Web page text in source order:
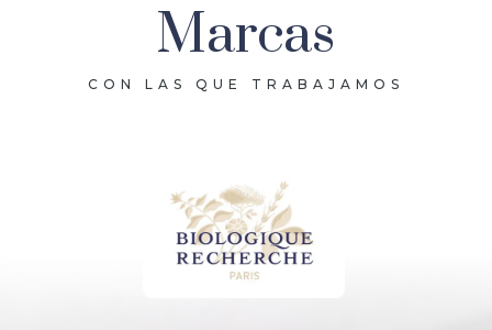
Marcas
CON LAS QUE TRABAJAMOS